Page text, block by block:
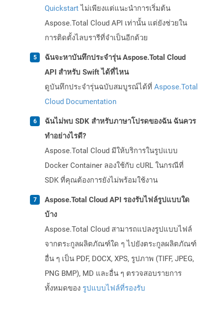
Quickstartไม่เพียงแต่แนะนำการเริ่มต้น
Aspose.Total Cloud API เท่านั้น แต่ยังช่วยใน
การติดตั้งไลบรารีที่จำเป็นอีกด้วย
ฉันจะหาบันทึกประจำรุ่น Aspose.Total Cloud
API สำหรับ Swift ได้ที่ไหน
ดูบันทึกประจำรุ่นฉบับสมบูรณ์ได้ที่ Aspose.Total
Cloud Documentation
ฉันไม่พบ SDK สำหรับภาษาโปรดของฉัน ฉันควร
ทำอย่างไรดี?
Aspose.Total Cloud มีให้บริการในรูปแบบ
Docker Container ลองใช้กับ cURL ในกรณีที่
SDK ที่คุณต้องการยังไม่พร้อมใช้งาน
Aspose.Total Cloud API รองรับไฟล์รูปแบบใด
บ้าง
Aspose.Total Cloud สามารถแปลงรูปแบบไฟล์
จากตระกูลผลิตภัณฑ์ใด ๆ ไปยังตระกูลผลิตภัณฑ์
อื่น ๆ เป็น PDF, DOCX, XPS, รูปภาพ (TIFF, JPEG,
PNG BMP), MD และอื่น ๆ ตรวจสอบรายการ
ทั้งหมดของ รูปแบบไฟล์ที่รองรับ